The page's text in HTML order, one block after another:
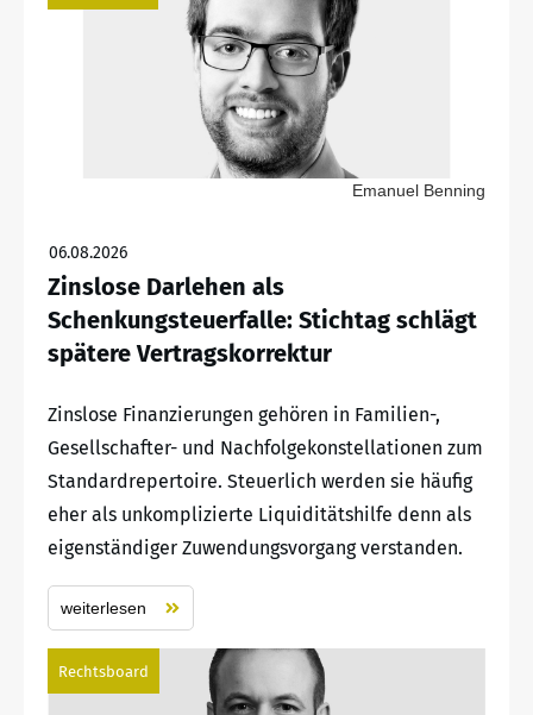
Emanuel Benning
06.08.2026
Zinslose Darlehen als
Schenkungsteuerfalle: Stichtag schlägt
spätere Vertragskorrektur
Zinslose Finanzierungen gehören in Familien-,
Gesellschafter- und Nachfolgekonstellationen zum
Standardrepertoire. Steuerlich werden sie häufig
eher als unkomplizierte Liquiditätshilfe denn als
eigenständiger Zuwendungsvorgang verstanden.
weiterlesen
Rechtsboard